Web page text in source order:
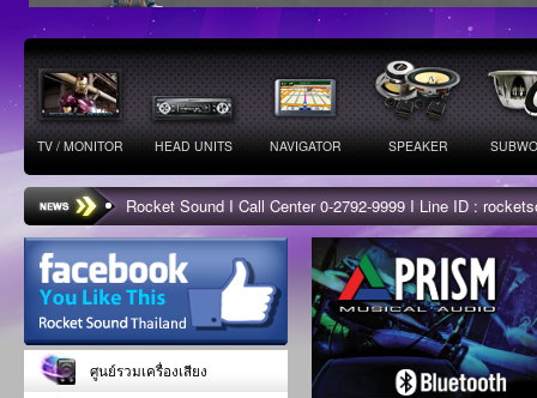
TV / MONITOR HEAD UNITS NAVIGATOR SPEAKER
Rocket Sound I Call Center 0-2792-9999 I Line ID :
ศูนย์รวมเครื่องเสียง